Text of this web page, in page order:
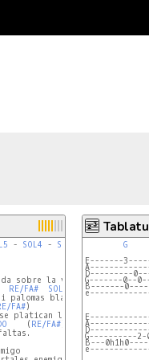
- SOL4 - SOL
RE
sobre la ventana,
RE/FA# SOL SOL4)
palomas blancas.
FA#)
platican las campanas.
    (
RE/FA#
SOL
G
E-------
D---------
G-------0--
B-------
G----------2-
B---